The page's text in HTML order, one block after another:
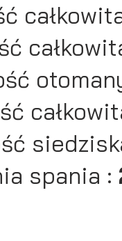
spania :